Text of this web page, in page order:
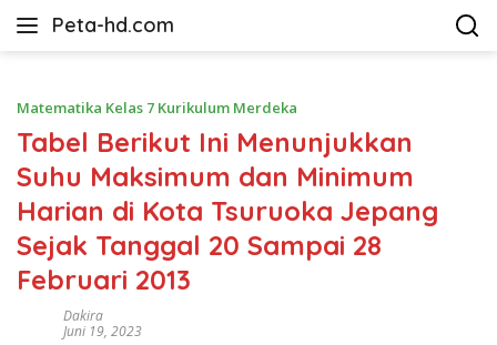
Peta-hd.com
Kumpulan
HD
Matematika Kelas 7 Kurikulum Merdeka
Tabel Berikut Ini Menunjukkan
Suhu Maksimum dan Minimum
Harian di Kota Tsuruoka Jepang
Sejak Tanggal 20 Sampai 28
Februari 2013
Dakira
Juni 19, 2023